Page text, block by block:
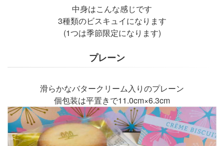
中身はこんな感じです
3種類のビスキュイになります
(1つは季節限定になります)
プレーン
滑らかなバタークリーム入りのプレーン
個包装は平置きで11.0cm×6.3cm